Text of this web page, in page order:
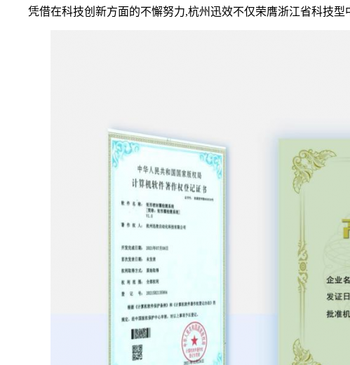
凭借在科技创新方面的不懈努力,杭州迅效不仅荣膺浙江省科技型